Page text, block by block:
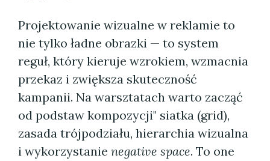
Projektowanie wizualne w reklamie to
nie tylko ładne obrazki — to system
reguł, który kieruje wzrokiem, wzmacnia
przekaz i zwiększa skuteczność
kampanii. Na warsztatach warto zacząć
od podstaw kompozycji" siatka (grid),
zasada trójpodziału, hierarchia wizualna
i wykorzystanie negative space. To one